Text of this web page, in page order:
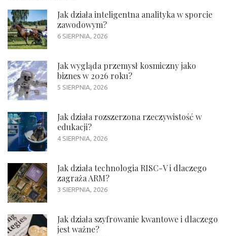
Jak działa inteligentna analityka w sporcie
zawodowym?
6 SIERPNIA, 2026
Jak wygląda przemysł kosmiczny jako
biznes w 2026 roku?
5 SIERPNIA, 2026
Jak działa rozszerzona rzeczywistość w
edukacji?
4 SIERPNIA, 2026
Jak działa technologia RISC-V i dlaczego
zagraża ARM?
3 SIERPNIA, 2026
Jak działa szyfrowanie kwantowe i dlaczego
jest ważne?